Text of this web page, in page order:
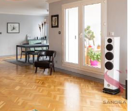
voir le bien